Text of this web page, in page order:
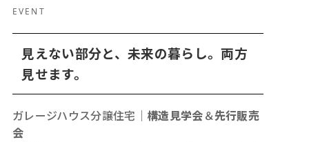
EVENT
見えない部分と、未来の暮らし。両方
見せます。
ガレージハウス分譲住宅｜ 構造見学会＆先行販売
会